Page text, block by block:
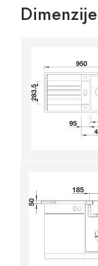
Dimenzije